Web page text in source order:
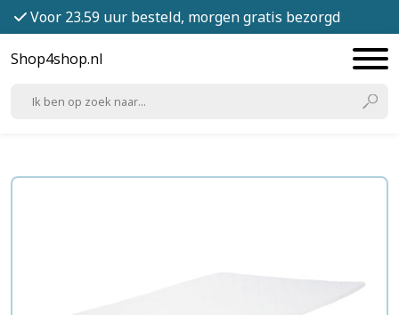
Voor 23.59 uur besteld, morgen gratis bezorgd
Shop4shop.nl